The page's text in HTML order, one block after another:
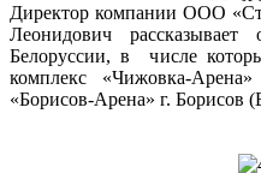
Директор компании ООО
Леонидович
Белоруссии, в числе
комплекс «Чижовка-
«Борисов-Арена» г. Борисов